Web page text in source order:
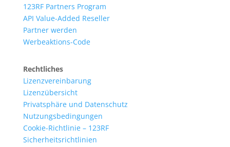
123RF Partners Program
API Value-Added Reseller
Partner werden
Werbeaktions-Code
Rechtliches
Lizenzvereinbarung
Lizenzübersicht
Privatsphäre und Datenschutz
Nutzungsbedingungen
Cookie-Richtlinie – 123RF
Sicherheitsrichtlinien